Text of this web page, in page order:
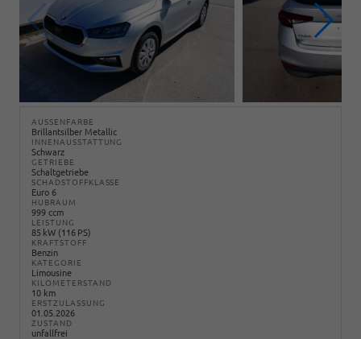
AUSSENFARBE
Brillantsilber Metallic
INNENAUSSTATTUNG
Schwarz
GETRIEBE
Schaltgetriebe
SCHADSTOFFKLASSE
Euro 6
HUBRAUM
999 ccm
LEISTUNG
85 kW (116 PS)
KRAFTSTOFF
Benzin
KATEGORIE
Limousine
KILOMETERSTAND
10 km
ERSTZULASSUNG
01.05.2026
ZUSTAND
unfallfrei